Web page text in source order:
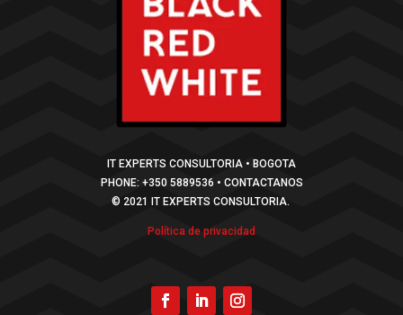
IT EXPERTS CONSULTORIA • BOGOTA
PHONE: +350 5889536 • CONTACTANOS
© 2021 IT EXPERTS CONSULTORIA.
Política de privacidad